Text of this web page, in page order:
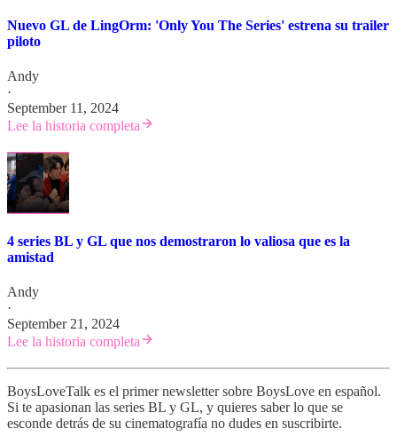
Nuevo GL de LingOrm: 'Only You The Series' estrena su trailer
piloto
Andy
·
September 11, 2024
Lee la historia completa
4 series BL y GL que nos demostraron lo valiosa que es la
amistad
Andy
·
September 21, 2024
Lee la historia completa
BoysLoveTalk es el primer newsletter sobre BoysLove en español.
Si te apasionan las series BL y GL, y quieres saber lo que se
esconde detrás de su cinematografía no dudes en suscribirte.